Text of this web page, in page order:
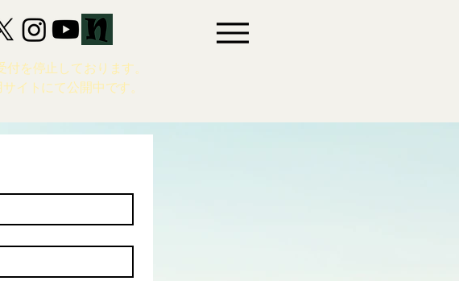
を停止しております。
イトにて公開中です。